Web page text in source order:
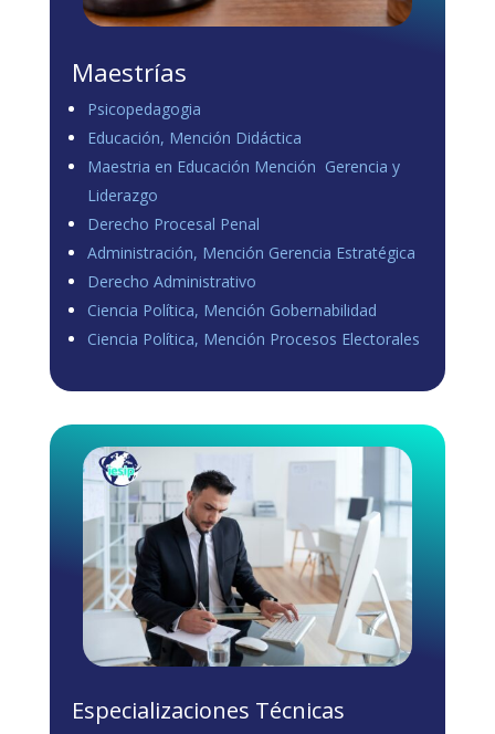
Maestrías
Psicopedagogia
Educación, Mención Didáctica
Maestria en Educación Mención Gerencia y
Liderazgo
Derecho Procesal Penal
Administración, Mención Gerencia Estratégica
Derecho Administrativo
Ciencia Política, Mención Gobernabilidad
Ciencia Política, Mención Procesos Electorales
Especializaciones Técnicas